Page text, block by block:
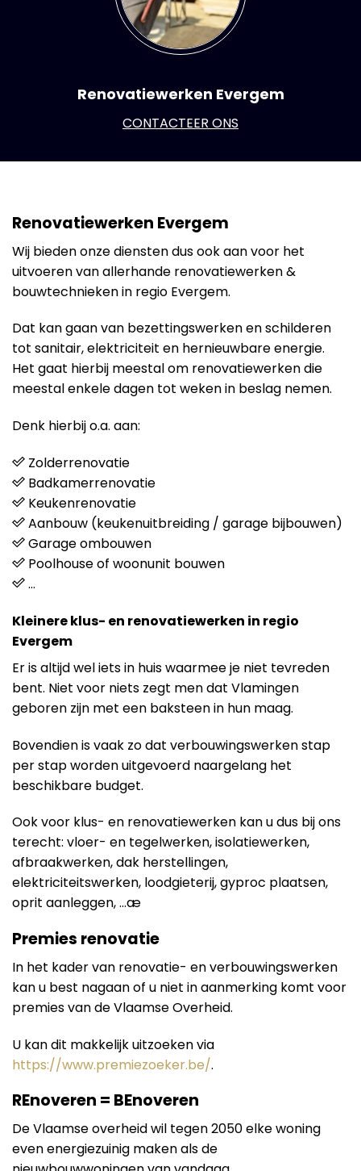
Renovatiewerken Evergem
CONTACTEER ONS
Renovatiewerken Evergem
Wij bieden onze diensten dus ook aan voor het
uitvoeren van allerhande renovatiewerken &
bouwtechnieken in regio Evergem.
Dat kan gaan van bezettingswerken en schilderen
tot sanitair, elektriciteit en hernieuwbare energie.
Het gaat hierbij meestal om renovatiewerken die
meestal enkele dagen tot weken in beslag nemen.
Denk hierbij o.a. aan:
Zolderrenovatie
Badkamerrenovatie
Keukenrenovatie
Aanbouw (keukenuitbreiding / garage bijbouwen)
Garage ombouwen
Poolhouse of woonunit bouwen
…
Kleinere klus- en renovatiewerken in regio
Evergem
Er is altijd wel iets in huis waarmee je niet tevreden
bent. Niet voor niets zegt men dat Vlamingen
geboren zijn met een baksteen in hun maag.
Bovendien is vaak zo dat verbouwingswerken stap
per stap worden uitgevoerd naargelang het
beschikbare budget.
Ook voor klus- en renovatiewerken kan u dus bij ons
terecht: vloer- en tegelwerken, isolatiewerken,
afbraakwerken, dak herstellingen,
elektriciteitswerken, loodgieterij, gyproc plaatsen,
oprit aanleggen, …æ
Premies renovatie
In het kader van renovatie- en verbouwingswerken
kan u best nagaan of u niet in aanmerking komt voor
premies van de Vlaamse Overheid.
U kan dit makkelijk uitzoeken via
https://www.premiezoeker.be/.
REnoveren = BEnoveren
De Vlaamse overheid wil tegen 2050 elke woning
even energiezuinig maken als de